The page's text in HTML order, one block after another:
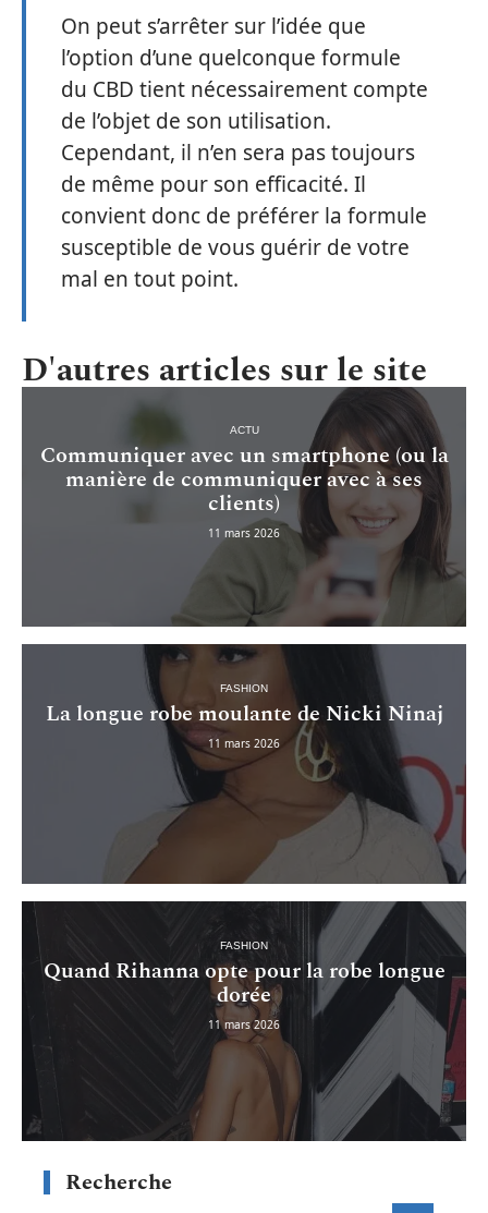
On peut s’arrêter sur l’idée que
l’option d’une quelconque formule
du CBD tient nécessairement compte
de l’objet de son utilisation.
Cependant, il n’en sera pas toujours
de même pour son efficacité. Il
convient donc de préférer la formule
susceptible de vous guérir de votre
mal en tout point.
D'autres articles sur le site
ACTU
Communiquer avec un smartphone (ou la
manière de communiquer avec à ses
clients)
11 mars 2026
FASHION
La longue robe moulante de Nicki Ninaj
11 mars 2026
FASHION
Quand Rihanna opte pour la robe longue
dorée
11 mars 2026
Recherche